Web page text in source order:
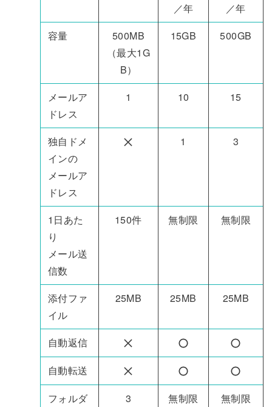
／年
／年
容量
500MB
（最大1G
B）
15GB 500GB
メールア
ドレス
1 10 15
独自ドメ
インの
メールア
ドレス
1 3
1日あた
り
メール送
信数
150件 無制限 無制限
添付ファ
イル
25MB 25MB 25MB
自動返信
自動転送
フォルダ
3 無制限 無制限